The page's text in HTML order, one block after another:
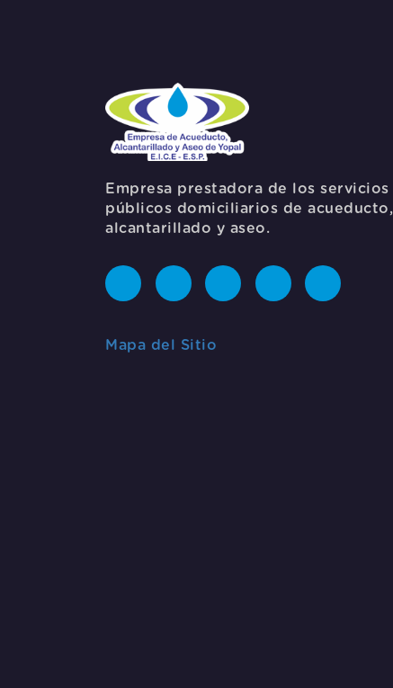
Empresa prestadora de los servicios
públicos domiciliarios de acueducto,
alcantarillado y aseo.
Mapa del Sitio